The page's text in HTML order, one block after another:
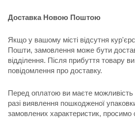
Доставка Новою Поштою
Якщо у вашому місті відсутня
Пошти, замовлення може бути
відділення. Після прибуття товару
повідомлення про доставку.
Перед оплатою ви маєте можливість
разі виявлення пошкодженої
замовлених характеристик, просимо